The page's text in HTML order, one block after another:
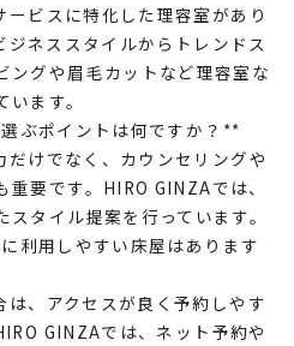
ビスに特化した理容室があり
ネススタイルからトレンドス
ングや眉毛カットなど理容室な
ます。
ぶポイントは何ですか？**
けでなく、カウンセリングや
要です。HIRO GINZAでは、
タイル提案を行っています。
利用しやすい床屋はあります
、アクセスが良く予約しやす
GINZAでは、ネット予約や